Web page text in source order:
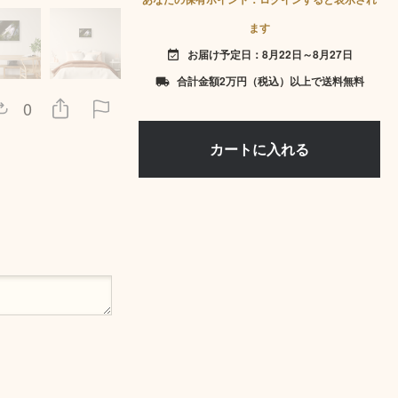
0
ます
event_available お届け予定日：8月22日～8月27日
local_shipping 合計金額2万円（税込）以上で送料無料